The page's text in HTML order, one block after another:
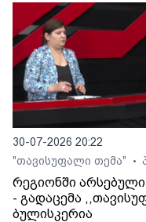
30-07-2026 20:22
"თავისუფალი თემა"
•
რეგიონში
- გადაცემა
ბულისკერია